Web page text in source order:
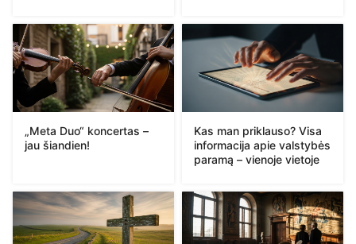
„Meta Duo“ koncertas –
jau šiandien!
Kas man priklauso? Visa
informacija apie valstybės
paramą – vienoje vietoje